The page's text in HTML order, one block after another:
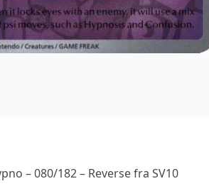
– 080/182 – Reverse fra SV10